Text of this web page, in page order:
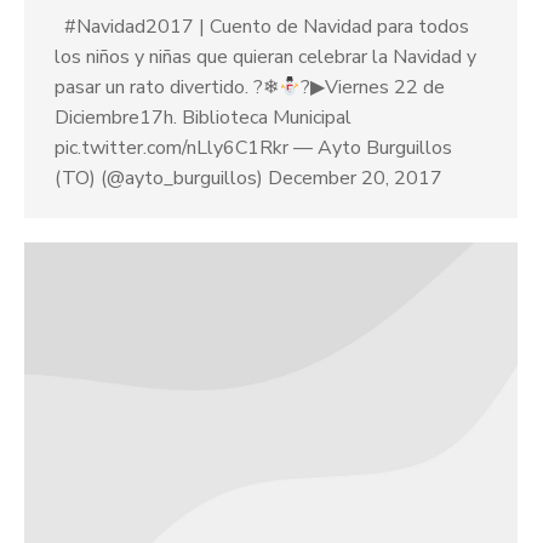
#Navidad2017 | Cuento de Navidad para todos
los niños y niñas que quieran celebrar la Navidad y
pasar un rato divertido. ?❄
?▶Viernes 22 de
Diciembre17h. Biblioteca Municipal
pic.twitter.com/nLly6C1Rkr — Ayto Burguillos
(TO) (@ayto_burguillos) December 20, 2017